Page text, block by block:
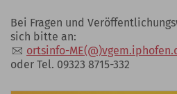
Bei Fragen und
sich bitte an:
ortsinfo-
oder Tel. 09323 8715-332